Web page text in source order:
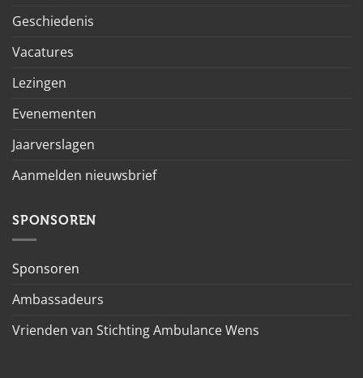
Geschiedenis
Vacatures
Lezingen
Evenementen
Jaarverslagen
Aanmelden nieuwsbrief
SPONSOREN
Sponsoren
Ambassadeurs
Vrienden van Stichting Ambulance Wens